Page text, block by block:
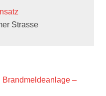
Strasse
Brandmeldeanlage –